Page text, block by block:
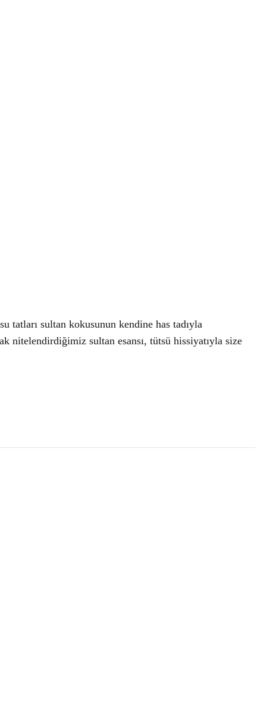
tatları sultan kokusunun kendine has tadıyla
nitelendirdiğimiz sultan esansı, tütsü hissiyatıyla size